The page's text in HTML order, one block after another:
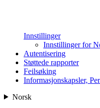
Innstillinger
Innstillinger for
Autentisering
Støttede rapporter
Feilsøking
Informasjonskapsler,
Norsk